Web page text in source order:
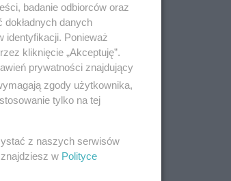
badanie odbiorców oraz
danych
identyfikacji. Ponieważ
kliknięcie „Akceptuję”.
prywatności znajdujący
zgody użytkownika,
tylko na tej
z naszych serwisów
w Polityce